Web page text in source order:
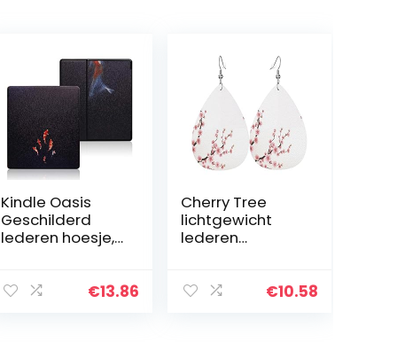
Kindle Oasis
Geschilderd
lederen hoesje,
gloednieuwe 7
€13.86
Cherry Tree
lichtgewicht
lederen
bungelende€10.58